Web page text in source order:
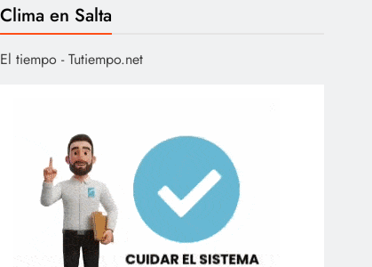
Clima en Salta
El tiempo - Tutiempo.net